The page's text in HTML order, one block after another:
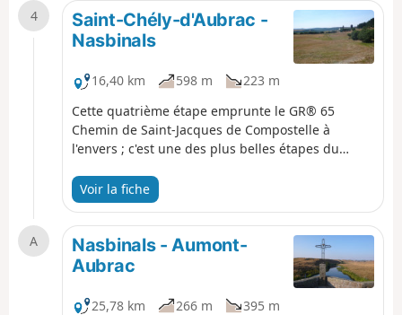
termine dans le petit bourg de Saint-Chély-
d'Aubrac, au fond de la vallée de la Boralde de
4
Saint-Chély-d'Aubrac -
Nasbinals
16,40 km 598 m
223 m
Cette quatrième étape emprunte le GR® 65
Chemin de Saint-Jacques de Compostelle à
l'envers ; c'est une des plus belles étapes du
Mondial de l'Unesco. Après une montée régulière
et ombragée, le chemin traverse les plateaux de
l'Aubrac en passant par le site exceptionnel
d'Aubrac.
Voir la fiche
A
Nasbinals - Aumont-
Aubrac
25,78 km 266 m
395 m